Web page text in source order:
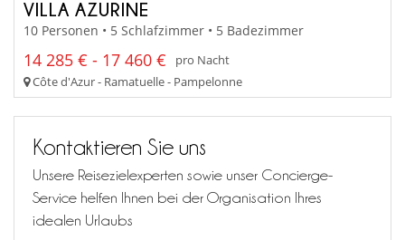
VILLA AZURINE
10 Personen • 5 Schlafzimmer • 5 Badezimmer
14 285 € - 17 460 €
pro Nacht
Côte d'Azur - Ramatuelle - Pampelonne
Kontaktieren Sie uns
Unsere Reisezielexperten sowie unser Concierge-
Service helfen Ihnen bei der Organisation Ihres
idealen Urlaubs